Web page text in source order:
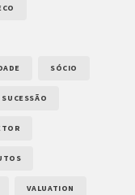
SÓCIO
SUCESSÃO
VALUATION